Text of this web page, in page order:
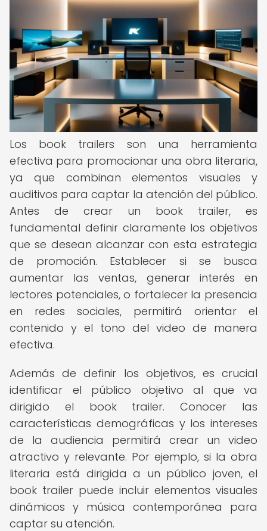
Los book trailers son una herramienta
efectiva para promocionar una obra literaria,
ya que combinan elementos visuales y
auditivos para captar la atención del público.
Antes de crear un book trailer, es
fundamental definir claramente los objetivos
que se desean alcanzar con esta estrategia
de promoción. Establecer si se busca
aumentar las ventas, generar interés en
lectores potenciales, o fortalecer la presencia
en redes sociales, permitirá orientar el
contenido y el tono del video de manera
efectiva.
Además de definir los objetivos, es crucial
identificar el público objetivo al que va
dirigido el book trailer. Conocer las
características demográficas y los intereses
de la audiencia permitirá crear un video
atractivo y relevante. Por ejemplo, si la obra
literaria está dirigida a un público joven, el
book trailer puede incluir elementos visuales
dinámicos y música contemporánea para
captar su atención.